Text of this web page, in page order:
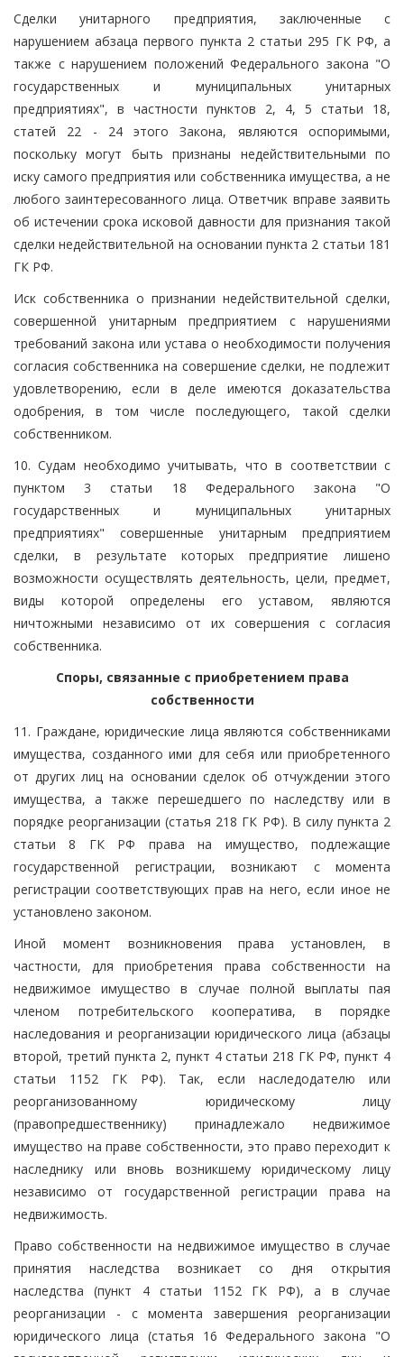
Сделки унитарного предприятия, заключенные с
нарушением абзаца первого пункта 2 статьи 295 ГК РФ, а
также с нарушением положений Федерального закона "О
государственных и муниципальных унитарных
предприятиях", в частности пунктов 2, 4, 5 статьи 18,
статей 22 - 24 этого Закона, являются оспоримыми,
поскольку могут быть признаны недействительными по
иску самого предприятия или собственника имущества, а не
любого заинтересованного лица. Ответчик вправе заявить
об истечении срока исковой давности для признания такой
сделки недействительной на основании пункта 2 статьи 181
ГК РФ.
Иск собственника о признании недействительной сделки,
совершенной унитарным предприятием с нарушениями
требований закона или устава о необходимости получения
согласия собственника на совершение сделки, не подлежит
удовлетворению, если в деле имеются доказательства
одобрения, в том числе последующего, такой сделки
собственником.
10. Судам необходимо учитывать, что в соответствии с
пунктом 3 статьи 18 Федерального закона "О
государственных и муниципальных унитарных
предприятиях" совершенные унитарным предприятием
сделки, в результате которых предприятие лишено
возможности осуществлять деятельность, цели, предмет,
виды которой определены его уставом, являются
ничтожными независимо от их совершения с согласия
собственника.
Споры, связанные с приобретением права
собственности
11. Граждане, юридические лица являются собственниками
имущества, созданного ими для себя или приобретенного
от других лиц на основании сделок об отчуждении этого
имущества, а также перешедшего по наследству или в
порядке реорганизации (статья 218 ГК РФ). В силу пункта 2
статьи 8 ГК РФ права на имущество, подлежащие
государственной регистрации, возникают с момента
регистрации соответствующих прав на него, если иное не
установлено законом.
Иной момент возникновения права установлен, в
частности, для приобретения права собственности на
недвижимое имущество в случае полной выплаты пая
членом потребительского кооператива, в порядке
наследования и реорганизации юридического лица (абзацы
второй, третий пункта 2, пункт 4 статьи 218 ГК РФ, пункт 4
статьи 1152 ГК РФ). Так, если наследодателю или
реорганизованному юридическому лицу
(правопредшественнику) принадлежало недвижимое
имущество на праве собственности, это право переходит к
наследнику или вновь возникшему юридическому лицу
независимо от государственной регистрации права на
недвижимость.
Право собственности на недвижимое имущество в случае
принятия наследства возникает со дня открытия
наследства (пункт 4 статьи 1152 ГК РФ), а в случае
реорганизации - с момента завершения реорганизации
юридического лица (статья 16 Федерального закона "О